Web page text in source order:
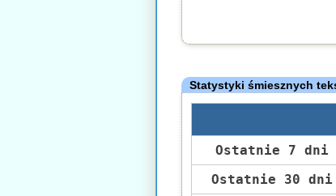
Statystyki śmiesznych
Ostatnie 7 dni
Ostatnie 30 dni